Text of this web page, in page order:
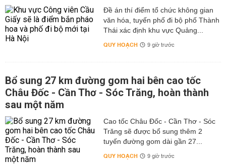
Đề án thí điểm tổ chức không gian
văn hóa, tuyến phố đi bộ phố Thành
Thái xác định khu vực Quảng...
QUY HOẠCH 9 giờ trước
Bổ sung 27 km đường gom hai bên cao tốc
Châu Đốc - Cần Thơ - Sóc Trăng, hoàn thành
sau một năm
Cao tốc Châu Đốc - Cần Thơ - Sóc
Trăng sẽ được bổ sung thêm 2
tuyến đường gom dài gần 27...
QUY HOẠCH 9 giờ trước